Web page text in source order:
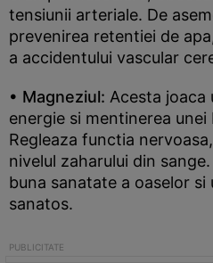
tensiunii arteriale. De
prevenirea retentiei de
a accidentului vascular
• Magneziul: Acesta joaca
energie si mentinerea
Regleaza functia
nivelul zaharului din
buna sanatate a oaselor
sanatos.